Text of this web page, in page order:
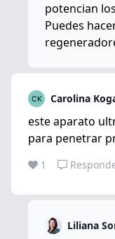
potencian
Puedes
Carolina
este aparato
para penetrar
1
Liliana